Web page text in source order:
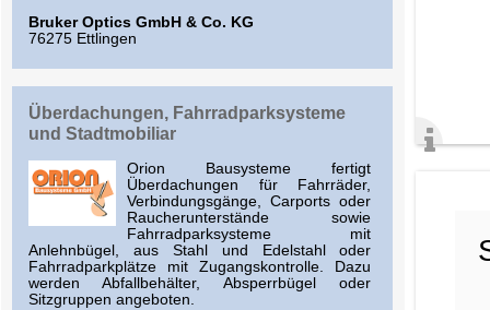
Bruker Optics GmbH & Co. KG
76275 Ettlingen
Überdachungen, Fahrradparksysteme
und Stadtmobiliar
Orion Bausysteme fertigt
Überdachungen für Fahrräder,
Verbindungsgänge, Carports oder
Raucherunterstände sowie
Fahrradparksysteme mit
Anlehnbügel, aus Stahl und Edelstahl oder
Fahrradparkplätze mit Zugangskontrolle. Dazu
werden Abfallbehälter, Absperrbügel oder
Sitzgruppen angeboten.